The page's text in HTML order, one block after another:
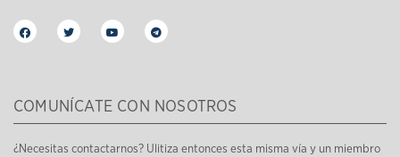
COMUNÍCATE CON NOSOTROS
¿Necesitas contactarnos? Ulitiza entonces esta misma vía y un miembro